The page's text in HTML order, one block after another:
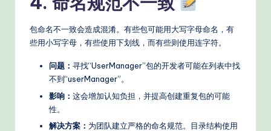
包命名不一致会造成混淆。有些包可能用大写字母命名，有
些用小写字母，有些使用下划线，而有些则使用连字符。
问题： 寻找“UserManager”包的开发者可能在列表中找
不到“userManager”。
影响： 这会增加认知负担，并提高创建重复包的可能
性。
解决方案： 为团队建立严格的命名规范。目录结构使用